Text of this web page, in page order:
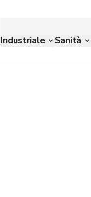
Industriale Sanità